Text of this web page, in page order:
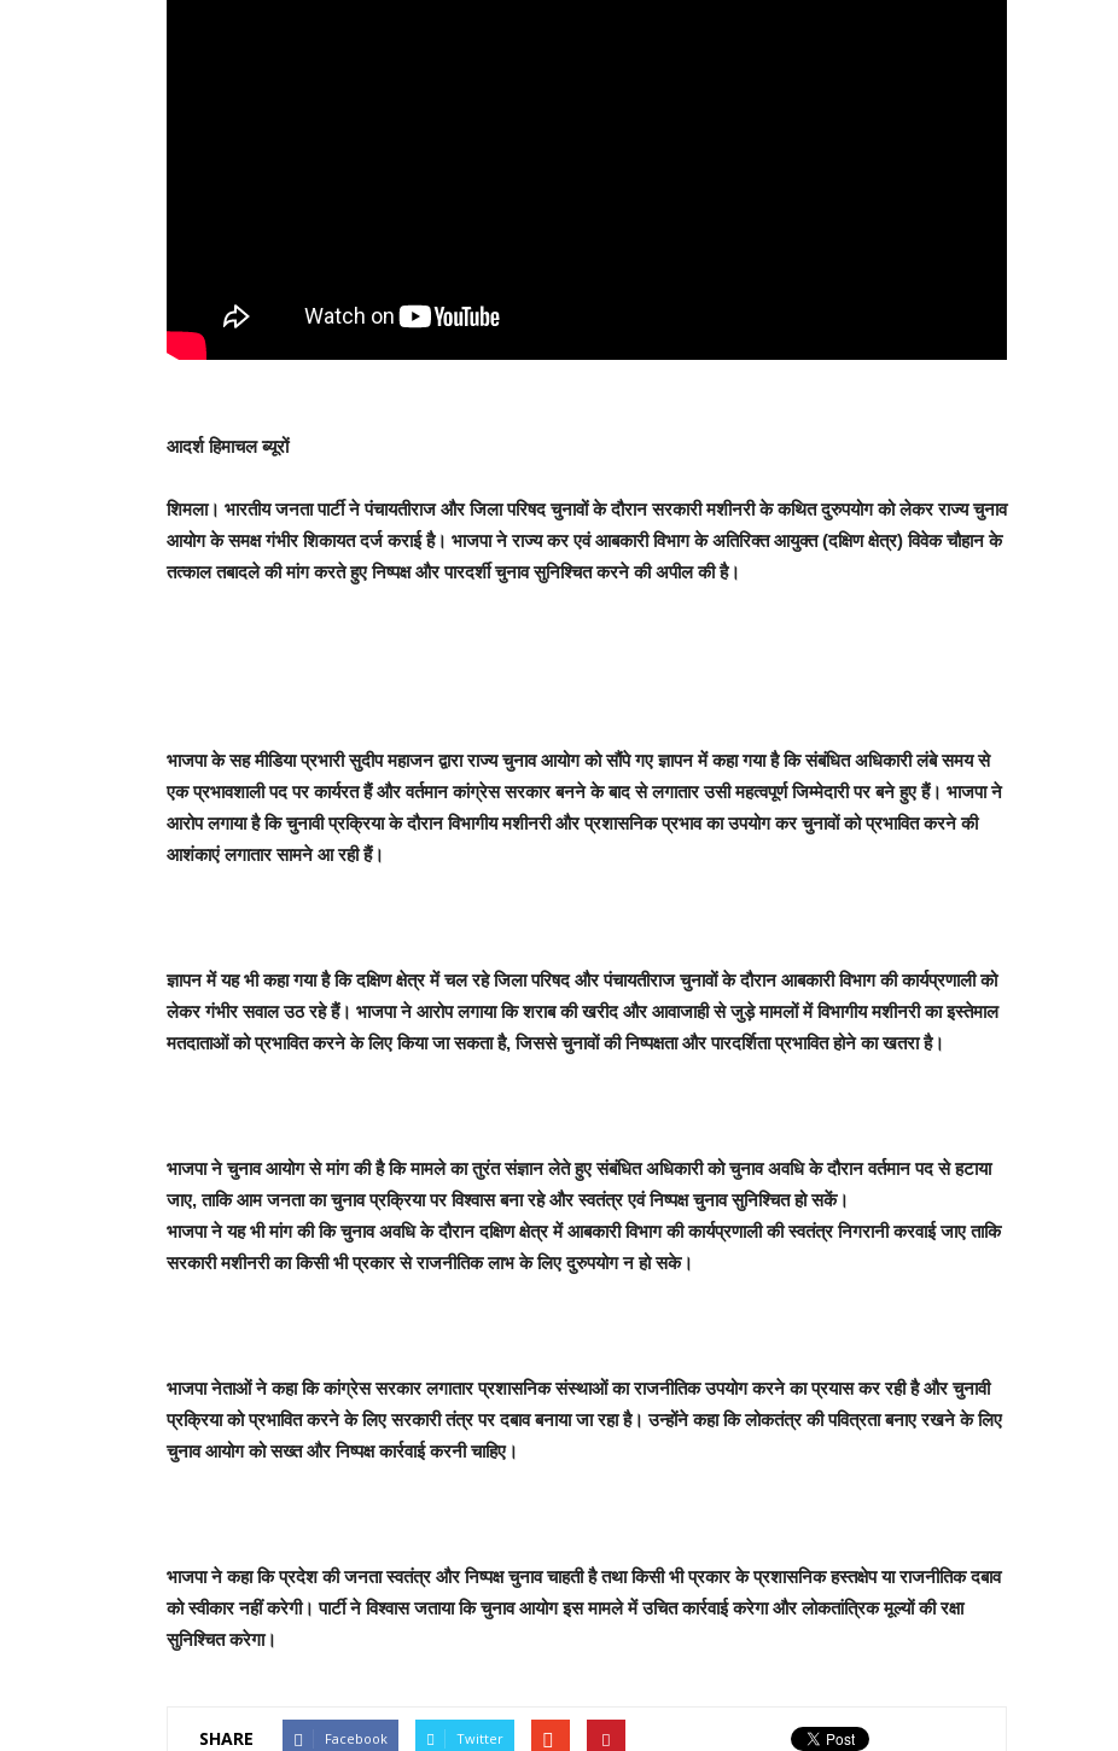
आदर्श हिमाचल ब्यूरों
शिमला। भारतीय जनता पार्टी ने पंचायतीराज और जिला परिषद चुनावों के दौरान सरकारी मशीनरी के कथित दुरुपयोग को लेकर राज्य चुनाव
आयोग के समक्ष गंभीर शिकायत दर्ज कराई है। भाजपा ने राज्य कर एवं आबकारी विभाग के अतिरिक्त आयुक्त (दक्षिण क्षेत्र) विवेक चौहान के
तत्काल तबादले की मांग करते हुए निष्पक्ष और पारदर्शी चुनाव सुनिश्चित करने की अपील की है।
भाजपा के सह मीडिया प्रभारी सुदीप महाजन द्वारा राज्य चुनाव आयोग को सौंपे गए ज्ञापन में कहा गया है कि संबंधित अधिकारी लंबे समय से
एक प्रभावशाली पद पर कार्यरत हैं और वर्तमान कांग्रेस सरकार बनने के बाद से लगातार उसी महत्वपूर्ण जिम्मेदारी पर बने हुए हैं। भाजपा ने
आरोप लगाया है कि चुनावी प्रक्रिया के दौरान विभागीय मशीनरी और प्रशासनिक प्रभाव का उपयोग कर चुनावों को प्रभावित करने की
आशंकाएं लगातार सामने आ रही हैं।
ज्ञापन में यह भी कहा गया है कि दक्षिण क्षेत्र में चल रहे जिला परिषद और पंचायतीराज चुनावों के दौरान आबकारी विभाग की कार्यप्रणाली को
लेकर गंभीर सवाल उठ रहे हैं। भाजपा ने आरोप लगाया कि शराब की खरीद और आवाजाही से जुड़े मामलों में विभागीय मशीनरी का इस्तेमाल
मतदाताओं को प्रभावित करने के लिए किया जा सकता है, जिससे चुनावों की निष्पक्षता और पारदर्शिता प्रभावित होने का खतरा है।
भाजपा ने चुनाव आयोग से मांग की है कि मामले का तुरंत संज्ञान लेते हुए संबंधित अधिकारी को चुनाव अवधि के दौरान वर्तमान पद से हटाया
जाए, ताकि आम जनता का चुनाव प्रक्रिया पर विश्वास बना रहे और स्वतंत्र एवं निष्पक्ष चुनाव सुनिश्चित हो सकें।
भाजपा ने यह भी मांग की कि चुनाव अवधि के दौरान दक्षिण क्षेत्र में आबकारी विभाग की कार्यप्रणाली की स्वतंत्र निगरानी करवाई जाए ताकि
सरकारी मशीनरी का किसी भी प्रकार से राजनीतिक लाभ के लिए दुरुपयोग न हो सके।
भाजपा नेताओं ने कहा कि कांग्रेस सरकार लगातार प्रशासनिक संस्थाओं का राजनीतिक उपयोग करने का प्रयास कर रही है और चुनावी
प्रक्रिया को प्रभावित करने के लिए सरकारी तंत्र पर दबाव बनाया जा रहा है। उन्होंने कहा कि लोकतंत्र की पवित्रता बनाए रखने के लिए
चुनाव आयोग को सख्त और निष्पक्ष कार्रवाई करनी चाहिए।
भाजपा ने कहा कि प्रदेश की जनता स्वतंत्र और निष्पक्ष चुनाव चाहती है तथा किसी भी प्रकार के प्रशासनिक हस्तक्षेप या राजनीतिक दबाव
को स्वीकार नहीं करेगी। पार्टी ने विश्वास जताया कि चुनाव आयोग इस मामले में उचित कार्रवाई करेगा और लोकतांत्रिक मूल्यों की रक्षा
सुनिश्चित करेगा।
SHARE Facebook Twitter